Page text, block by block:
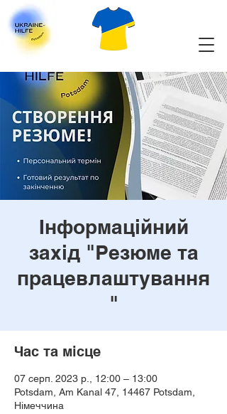
Інформаційний
захід "Резюме та
працевлаштування
"
Час та місце
07 серп. 2023 р., 12:00 – 13:00
Potsdam, Am Kanal 47, 14467 Potsdam,
Німеччина